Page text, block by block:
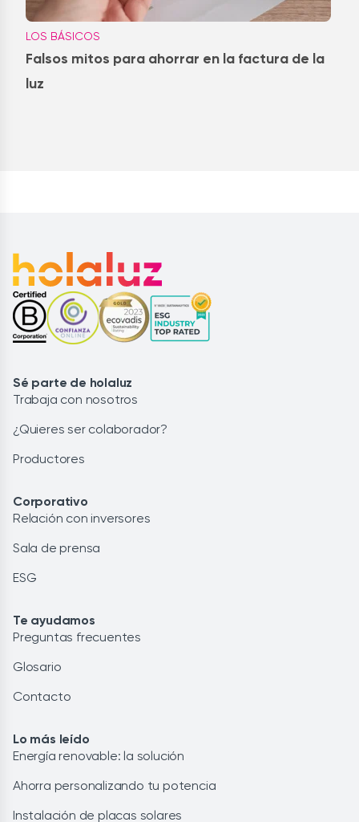
LOS BÁSICOS
Falsos mitos para ahorrar en la factura de la
luz
Sé parte de holaluz
Trabaja con nosotros
¿Quieres ser colaborador?
Productores
Corporativo
Relación con inversores
Sala de prensa
ESG
Te ayudamos
Preguntas frecuentes
Glosario
Contacto
Lo más leído
Energía renovable: la solución
Ahorra personalizando tu potencia
Instalación de placas solares